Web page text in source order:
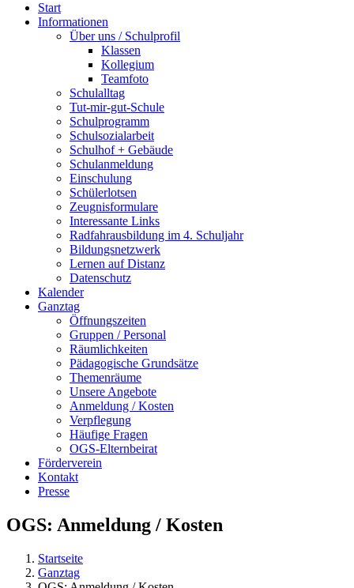
Start
Informationen
Über uns / Schulprofil
Klassen
Kollegium
Teamfoto
Schulalltag
Tut-mir-gut-Schule
Schulprogramm
Schulsozialarbeit
Schulhof + Gebäude
Schulanmeldung
Einschulung
Schülerlotsen
Zeugnisformulare
Interessante Links
Radfahrausbildung im 4. Schuljahr
Bildungsnetzwerk
Lernen auf Distanz
Datenschutz
Kalender
Ganztag
Öffnungszeiten
Gruppen / Personal
Räumlichkeiten
Pädagogische Grundsätze
Themenräume
Unsere Angebote
Anmeldung / Kosten
Verpflegung
Häufige Fragen
OGS-Elternbeirat
Förderverein
Kontakt
Presse
OGS: Anmeldung / Kosten
Startseite
Ganztag